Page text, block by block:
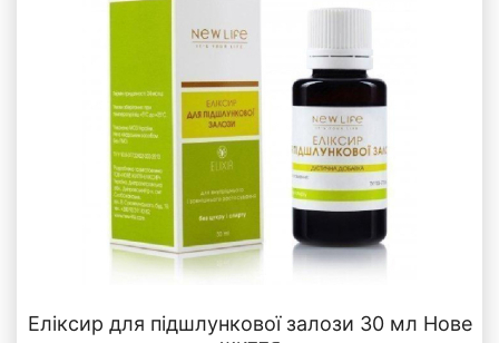
Еліксир для підшлункової залози 30 мл Нове